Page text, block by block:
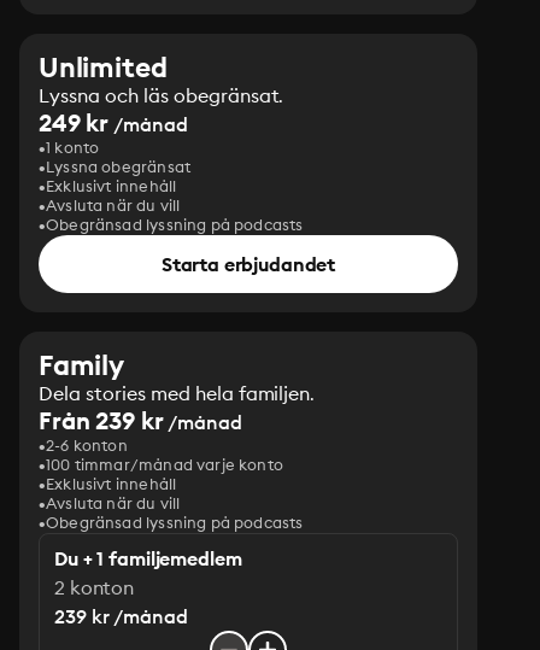
Unlimited
Lyssna och läs obegränsat.
249 kr /månad
1 konto
Lyssna obegränsat
Exklusivt innehåll
Avsluta när du vill
Obegränsad lyssning på podcasts
Starta erbjudandet
Family
Dela stories med hela familjen.
Från 239 kr/månad
2-6 konton
100 timmar/månad varje konto
Exklusivt innehåll
Avsluta när du vill
Obegränsad lyssning på podcasts
Du + 1 familjemedlem
2 konton
239 kr /månad